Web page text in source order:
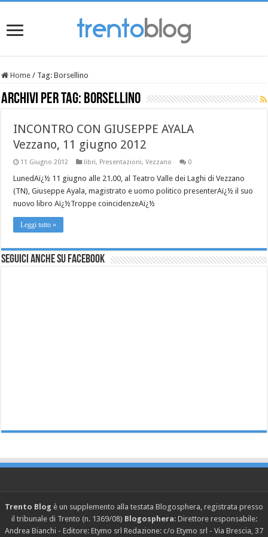
Home / Tag:Borsellino
Archivi per tag: Borsellino
INCONTRO CON GIUSEPPE AYALA
Vezzano, 11 giugno 2012
11 Giugno 2012 libri, Presentazioni,Vezzano 0
LunedAï¿½ 11 giugno alle 21.00, al Teatro Valle dei Laghi di Vezzano
(TN), Giuseppe Ayala, magistrato e uomo politico presenterAï¿½ il suo
nuovo libro Aï¿½Troppe coincidenzeAï¿½
Leggi tutto »
Seguici anche su Facebook
Trento Blog è un supplemento alla testata Blogosphera, registrata presso
il tribunale di Trento (n. 1369/08) Blogosphera: Direttore responsabile:
Andrea Bianchi - Editore: Etymo srl Redazione: c/o Etymo srl - Via Brescia, 37